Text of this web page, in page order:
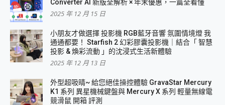
Converter AI 新版全解析 × 年末優惠，一篇全看懂
2025 年 12 月 15 日
小朋友才做選擇 投影機 RGB藍牙音響 氛圍情境燈 我
通通都要！ Starfish 2 幻彩膠囊投影機｜結合「 智慧
投影 & 煥彩流動 」的沈浸式生活新體驗
2025 年 12 月 13 日
外型超吸晴~ 給您絕佳操控體驗 GravaStar Mercury
K1 系列 異星機械鍵盤與 Mercury X 系列 輕量無線電
競滑鼠 開箱 評測